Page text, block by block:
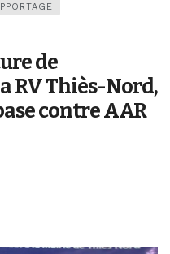
de
RV Thiès-Nord,
contre AAR